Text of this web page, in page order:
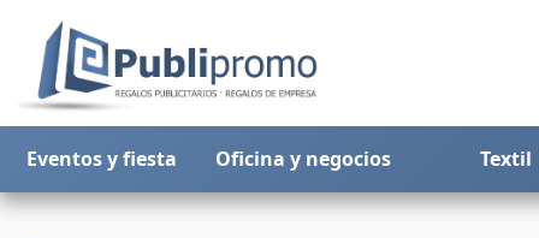
Eventos y fiesta Oficina y negocios Textil